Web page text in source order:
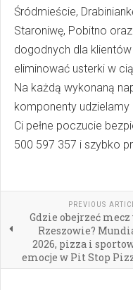
Śródmieście,
Staroniwę, Pobitno
dogodnych dla
eliminować usterki w
Na każdą wykonaną
komponenty
Ci pełne poczucie
500 597 357 i szybko
PREVIOUS
Gdzie obejrzeć mecz
Rzeszowie?
2026, pizza i
emocje w Pit Stop